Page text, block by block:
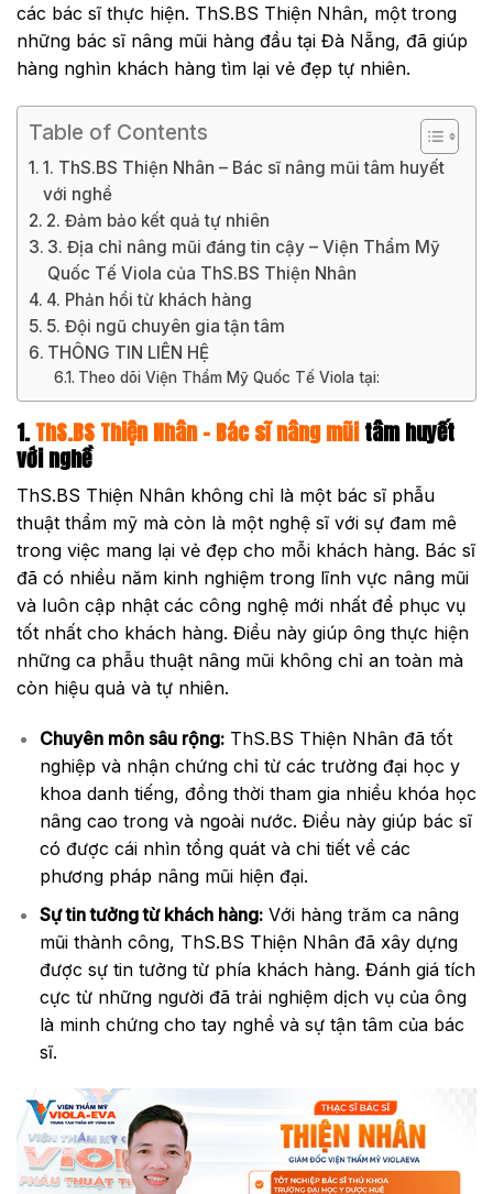
các bác sĩ thực hiện. ThS.BS Thiện Nhân, một trong
những bác sĩ nâng mũi hàng đầu tại Đà Nẵng, đã giúp
hàng nghìn khách hàng tìm lại vẻ đẹp tự nhiên.
Table of Contents
1. ThS.BS Thiện Nhân – Bác sĩ nâng mũi tâm huyết
với nghề
2. Đảm bảo kết quả tự nhiên
3. Địa chỉ nâng mũi đáng tin cậy – Viện Thẩm Mỹ
Quốc Tế Viola của ThS.BS Thiện Nhân
4. Phản hồi từ khách hàng
5. Đội ngũ chuyên gia tận tâm
THÔNG TIN LIÊN HỆ
Theo dõi Viện Thẩm Mỹ Quốc Tế Viola tại:
1.ThS.BS Thiện Nhân – Bác sĩ nâng mũitâm huyết
với nghề
ThS.BS Thiện Nhân không chỉ là một bác sĩ phẫu
thuật thẩm mỹ mà còn là một nghệ sĩ với sự đam mê
trong việc mang lại vẻ đẹp cho mỗi khách hàng. Bác sĩ
đã có nhiều năm kinh nghiệm trong lĩnh vực nâng mũi
và luôn cập nhật các công nghệ mới nhất để phục vụ
tốt nhất cho khách hàng. Điều này giúp ông thực hiện
những ca phẫu thuật nâng mũi không chỉ an toàn mà
còn hiệu quả và tự nhiên.
Chuyên môn sâu rộng:ThS.BS Thiện Nhân đã tốt
nghiệp và nhận chứng chỉ từ các trường đại học y
khoa danh tiếng, đồng thời tham gia nhiều khóa học
nâng cao trong và ngoài nước. Điều này giúp bác sĩ
có được cái nhìn tổng quát và chi tiết về các
phương pháp nâng mũi hiện đại.
Sự tin tưởng từ khách hàng:Với hàng trăm ca nâng
mũi thành công, ThS.BS Thiện Nhân đã xây dựng
được sự tin tưởng từ phía khách hàng. Đánh giá tích
cực từ những người đã trải nghiệm dịch vụ của ông
là minh chứng cho tay nghề và sự tận tâm của bác
sĩ.